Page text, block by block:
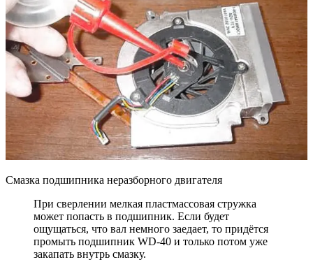
Смазка подшипника неразборного двигателя
При сверлении мелкая пластмассовая стружка
может попасть в подшипник. Если будет
ощущаться, что вал немного заедает, то придётся
промыть подшипник WD-40 и только потом уже
закапать внутрь смазку.